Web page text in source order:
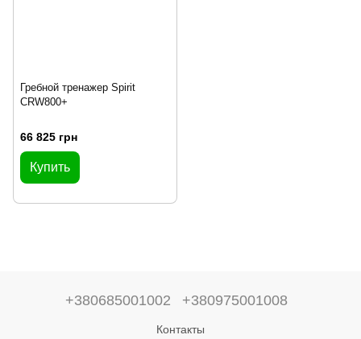
Гребной тренажер Spirit
CRW800+
66 825 грн
Купить
+380685001002 +380975001008
Контакты